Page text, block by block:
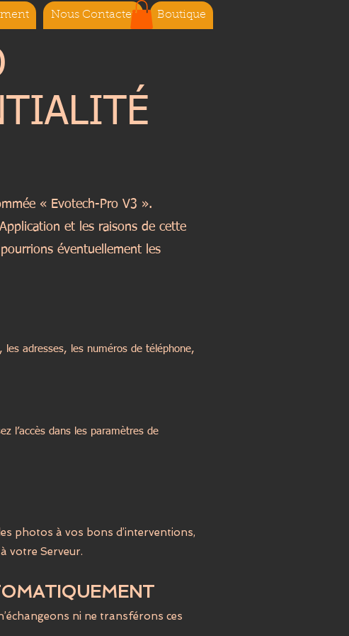
Nous Contacter Boutique
« Evotech-Pro V3 ».
et les raisons de cette
éventuellement les
les adresses, les numéros de téléphone,
l’accès dans les paramètres de
photos à vos bons d’interventions,
votre Serveur.
ni ne transférons ces